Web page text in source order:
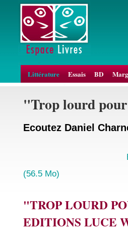
Littérature Essais BD
"Trop lourd
Ecoutez Daniel
(56.5 Mo)
"TROP LOURD
EDITIONS LUCE